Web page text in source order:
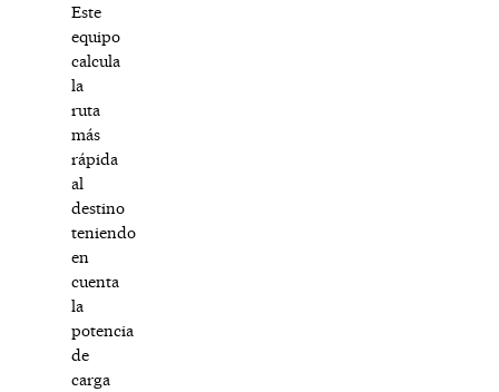
Este
equipo
calcula
la
ruta
más
rápida
al
destino
teniendo
en
cuenta
la
potencia
de
carga